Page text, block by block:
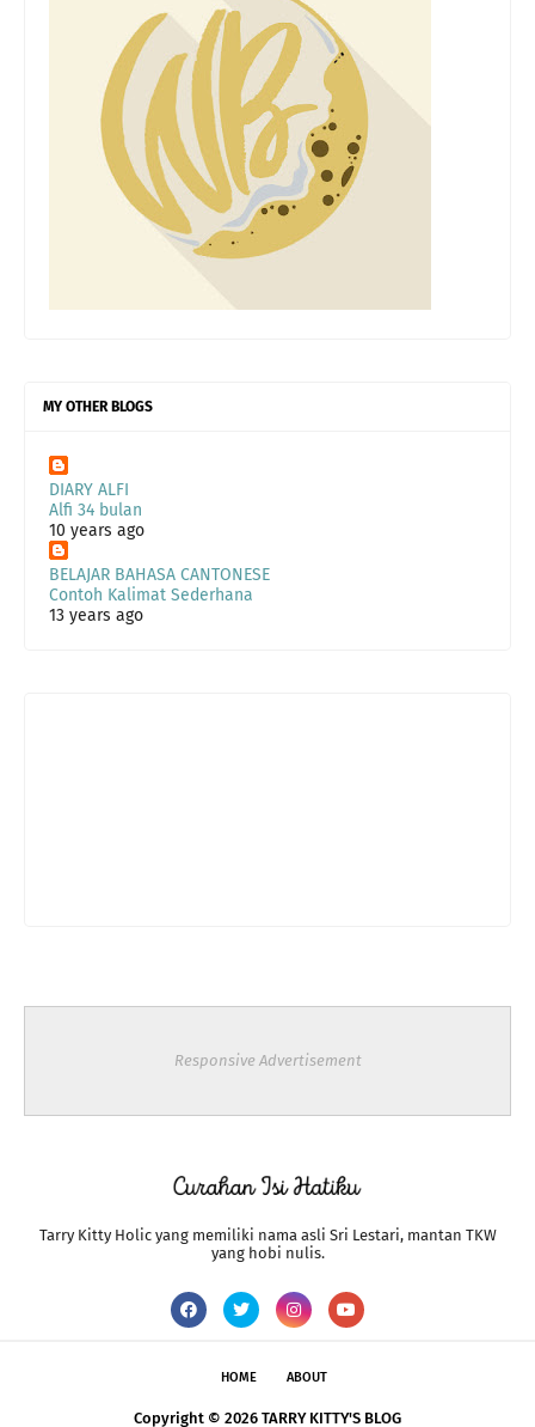
MY OTHER BLOGS
DIARY ALFI
Alfi 34 bulan
10 years ago
BELAJAR BAHASA CANTONESE
Contoh Kalimat Sederhana
13 years ago
Responsive Advertisement
Tarry Kitty Holic yang memiliki nama asli Sri Lestari, mantan TKW
yang hobi nulis.
HOME ABOUT
Copyright © 2026 TARRY KITTY'S BLOG